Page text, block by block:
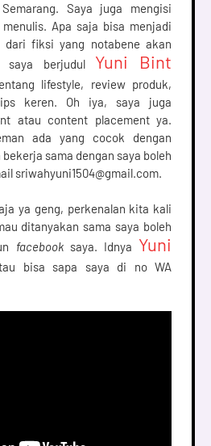
Saya juga mengisi
Apa saja bisa menjadi
dari fiksi yang notabene akan
berjudul Yuni Bint
lifestyle, review produk,
keren. Oh iya, saya juga
atau content placement ya.
ada yang cocok dengan
sama dengan saya boleh
sriwahyuni1504@gmail.com.
ya geng, perkenalan kita kali
ditanyakan sama saya boleh
facebook saya. Idnya Yuni
bisa sapa saya di no WA